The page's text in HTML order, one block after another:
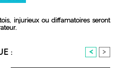
injurieux ou diffamatoires seront
: < >